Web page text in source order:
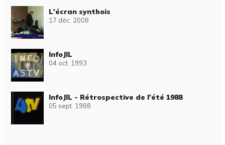
L'écran synthois
17 déc. 2008
InfoJIL
04 oct. 1993
InfoJIL - Rétrospective de l'été 1988
05 sept. 1988